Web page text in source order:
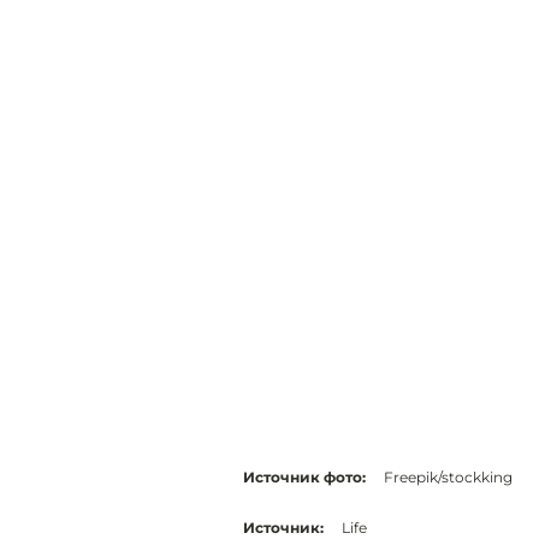
Источник фото: Freepik/stockking
Источник: Life